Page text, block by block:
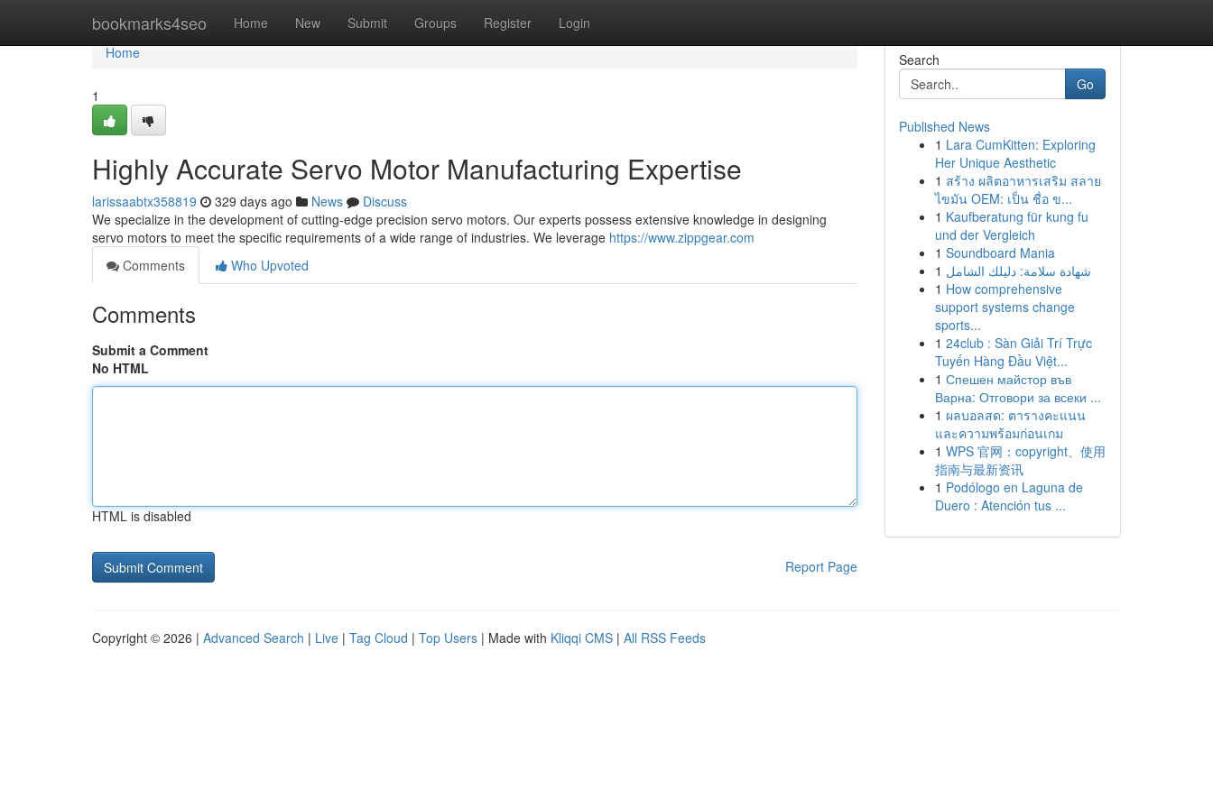
bookmarks4seo Home New Submit Groups Register Login
Home
Home
1
Highly Accurate Servo Motor Manufacturing Expertise
larissaabtx358819 329 days ago News
Discuss
We specialize in the development of cutting-edge precision servo motors. Our experts possess extensive knowledge in designing
servo motors to meet the specific requirements of a wide range of industries. We leverage https://www.zippgear.com
Comments
Who Upvoted
Comments
Submit a Comment
No HTML
HTML is disabled
Report Page
Search
Go
Published News
1 Lara CumKitten: Exploring
Her Unique Aesthetic
1 สร้าง ผลิตอาหารเสริม สลาย
ไขมัน OEM: เป็น ชื่อ ข...
1 Kaufberatung für kung fu
und der Vergleich
1 Soundboard Mania
1 شهادة سلامة: دليلك الشامل
1 How comprehensive
support systems change
sports...
1 24club : Sàn Giải Trí Trực
Tuyến Hàng Đầu Việt...
1 Спешен майстор във
Варна: Отговори за всеки ...
1 ผลบอลสด: ตารางคะแนน
และความพร้อมก่อนเกม
1 WPS 官网：copyright、使用
指南与最新资讯
1 Podólogo en Laguna de
Duero : Atención tus ...
Copyright © 2026 | Advanced Search | Live | Tag Cloud | Top Users | Made with Kliqqi CMS | All RSS Feeds